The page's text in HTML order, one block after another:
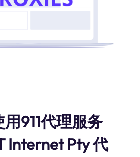
911代理服务
Internet Pty 代